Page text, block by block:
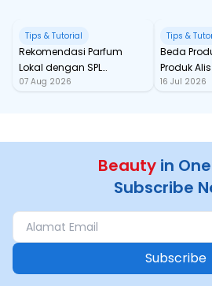
Tips & Tutorial
Rekomendasi Parfum
Lokal dengan SPL
Fantastis
07 Aug 2026
Tips &
Beda
Produk
Mata yang
16 Jul 2026
Beauty in
Subscribe
Subscribe